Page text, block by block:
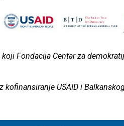
Fondacija Centar za
USAID i